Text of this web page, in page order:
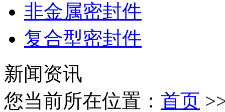
非金属密封件
复合型密封件
新闻资讯
您当前所在位置： 首页